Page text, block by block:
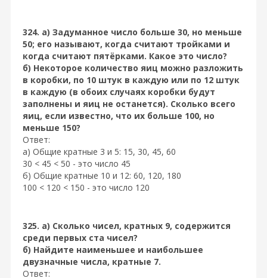
324. а) Задуманное число больше 30, но меньше
50; его называют, когда считают тройками и
когда считают пятёрками. Какое это число?
б) Некоторое количество яиц можно разложить
в коробки, по 10 штук в каждую или по 12 штук
в каждую (в обоих случаях коробки будут
заполнены и яиц не останется). Сколько всего
яиц, если известно, что их больше 100, но
меньше 150?
Ответ:
а) Общие кратные 3 и 5: 15, 30, 45, 60
30 < 45 < 50 - это число 45
б) Общие кратные 10 и 12: 60, 120, 180
100 < 120 < 150 - это число 120
325. а) Сколько чисел, кратных 9, содержится
среди первых ста чисел?
б) Найдите наименьшее и наибольшее
двузначные числа, кратные 7.
Ответ: